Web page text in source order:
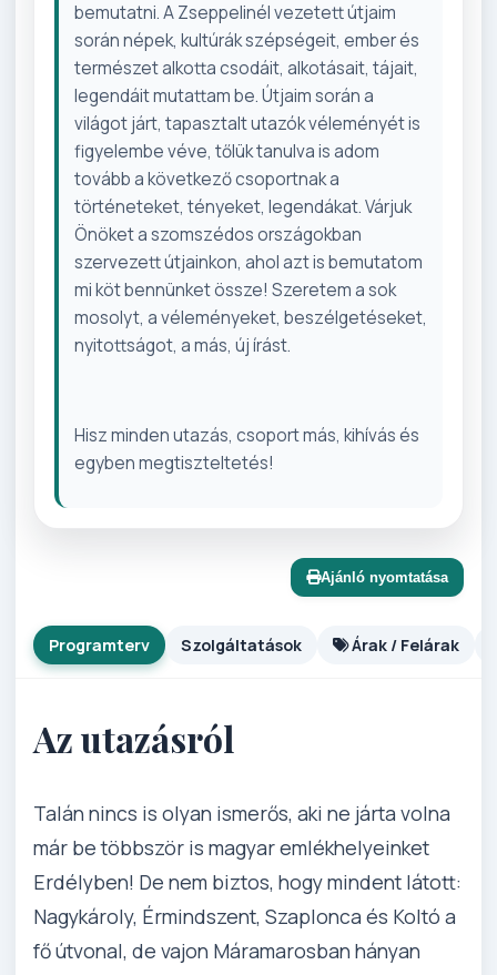
bemutatni. A Zseppelinél vezetett útjaim
során népek, kultúrák szépségeit, ember és
természet alkotta csodáit, alkotásait, tájait,
legendáit mutattam be. Útjaim során a
világot járt, tapasztalt utazók véleményét is
figyelembe véve, tőlük tanulva is adom
tovább a következő csoportnak a
történeteket, tényeket, legendákat. Várjuk
Önöket a szomszédos országokban
szervezett útjainkon, ahol azt is bemutatom
mi köt bennünket össze! Szeretem a sok
mosolyt, a véleményeket, beszélgetéseket,
nyitottságot, a más, új írást.
Hisz minden utazás, csoport más, kihívás és
egyben megtiszteltetés!
Ajánló nyomtatása
Programterv Szolgáltatások Árak / Felárak
Az utazásról
Talán nincs is olyan ismerős, aki ne járta volna
már be többször is magyar emlékhelyeinket
Erdélyben! De nem biztos, hogy mindent látott:
Nagykároly, Érmindszent, Szaplonca és Koltó a
fő útvonal, de vajon Máramarosban hányan